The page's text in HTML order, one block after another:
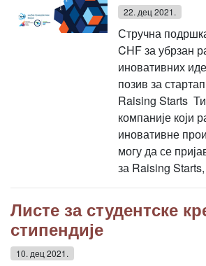
22. дец 2021.
Стручна
CHF за убрзан
иновативних
позив за
Raising Starts
компаније који
иновативне
могу да се
за Raising
Листе за студентске
стипендије
10. дец 2021.